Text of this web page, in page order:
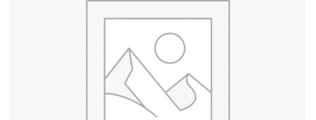
Create an account